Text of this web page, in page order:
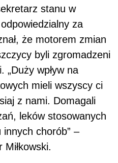
stanu w
za
że motorem zmian
byli zgromadzeni
„Duży wpływ na
mieli wszyscy ci
z nami. Domagali
leków stosowanych
chorób” –
Miłkowski.